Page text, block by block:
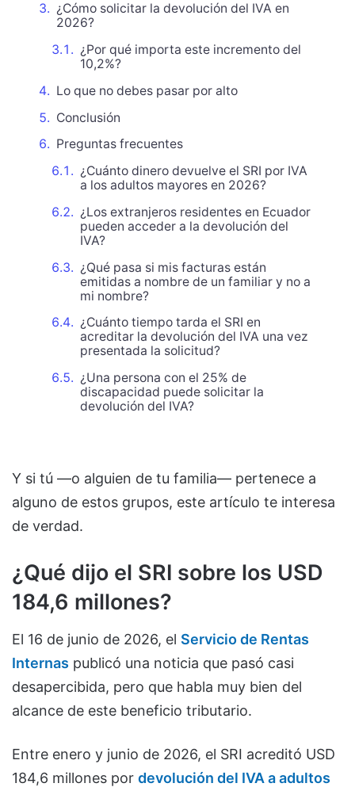
¿Cómo solicitar la devolución del IVA en
2026?
¿Por qué importa este incremento del
10,2%?
Lo que no debes pasar por alto
Conclusión
Preguntas frecuentes
¿Cuánto dinero devuelve el SRI por IVA
a los adultos mayores en 2026?
¿Los extranjeros residentes en Ecuador
pueden acceder a la devolución del
IVA?
¿Qué pasa si mis facturas están
emitidas a nombre de un familiar y no a
mi nombre?
¿Cuánto tiempo tarda el SRI en
acreditar la devolución del IVA una vez
presentada la solicitud?
¿Una persona con el 25% de
discapacidad puede solicitar la
devolución del IVA?
Y si tú —o alguien de tu familia— pertenece a
alguno de estos grupos, este artículo te interesa
de verdad.
¿Qué dijo el SRI sobre los USD
184,6 millones?
El 16 de junio de 2026, el Servicio de Rentas
Internas publicó una noticia que pasó casi
desapercibida, pero que habla muy bien del
alcance de este beneficio tributario.
Entre enero y junio de 2026, el SRI acreditó USD
184,6 millones por devolución del IVA a adultos